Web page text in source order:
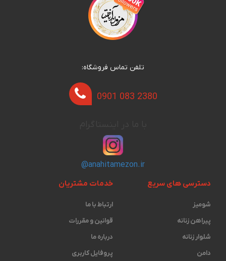
تلفن تماس فروشگاه:
0901 083 2380
@anahitamezon.ir
دسترسی های سریع
شومیز
پیراهن زنانه
شلوار زنانه
دامن
خدمات مشتریان
ارتباط با ما
قوانین و مقررات
درباره ما
پروفایل کاربری